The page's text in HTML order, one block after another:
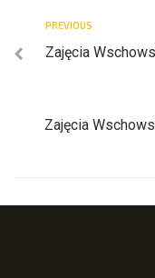
PREVIOUS
Zajęcia
Zajęcia